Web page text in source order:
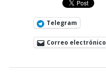
Telegram
Correo electrónico